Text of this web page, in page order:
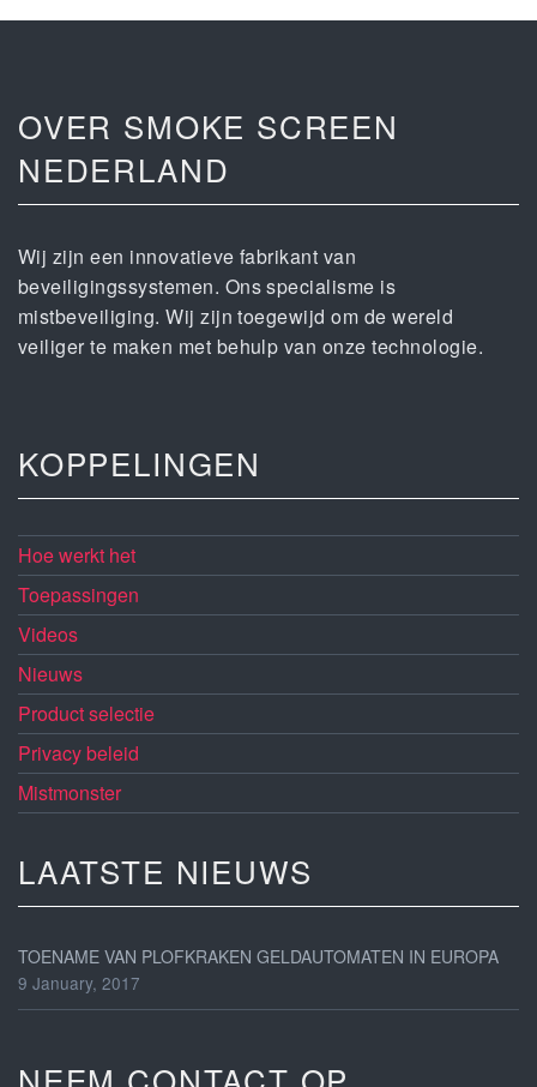
OVER SMOKE SCREEN
NEDERLAND
Wij zijn een innovatieve fabrikant van
beveiligingssystemen. Ons specialisme is
mistbeveiliging. Wij zijn toegewijd om de wereld
veiliger te maken met behulp van onze technologie.
KOPPELINGEN
Hoe werkt het
Toepassingen
Videos
Nieuws
Product selectie
Privacy beleid
Mistmonster
LAATSTE NIEUWS
TOENAME VAN PLOFKRAKEN GELDAUTOMATEN IN EUROPA
9 January, 2017